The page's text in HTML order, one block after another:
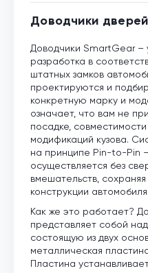
Доводчики дверей
Доводчики SmartGear –
разработка в
штатных замков
проектируются и
конкретную марку и
означает, что вам не
посадке,
модификаций кузова.
на принципе Pin-to-Pin
осуществляется без
вмешательств,
конструкции автомобиля.
Как же это работает?
представляет собой
состоящую из двух
металлическая
Пластина